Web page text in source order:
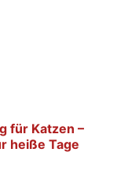
für Katzen –
heiße Tage